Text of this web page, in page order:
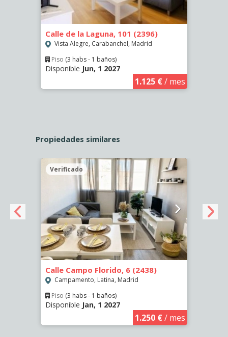
Calle de la Laguna, 101 (2396)
Vista Alegre, Carabanchel, Madrid
Piso (3 habs - 1 baños)
Disponible Jun, 1 2027
1.125 €/ mes
Propiedades similares
Verificado
Calle Campo Florido, 6 (2438)
Campamento, Latina, Madrid
Piso (3 habs - 1 baños)
Disponible Jan, 1 2027
1.250 €/ mes